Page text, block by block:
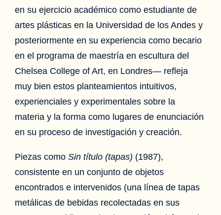
en su ejercicio académico como estudiante de
artes plásticas en la Universidad de los Andes y
posteriormente en su experiencia como becario
en el programa de maestría en escultura del
Chelsea College of Art, en Londres— refleja
muy bien estos planteamientos intuitivos,
experienciales y experimentales sobre la
materia y la forma como lugares de enunciación
en su proceso de investigación y creación.
Piezas comoSin título (tapas) (1987),
consistente en un conjunto de objetos
encontrados e intervenidos (una línea de tapas
metálicas de bebidas recolectadas en sus